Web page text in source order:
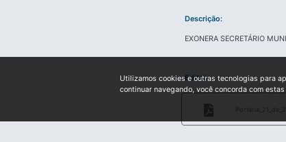
Descrição:
EXONERA SECRETÁRIO
Edital:
Utilizamos cookies e outras tecnologias para
continuar navegando, você concorda com